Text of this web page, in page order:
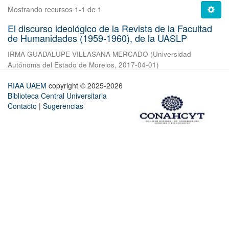
Mostrando recursos 1-1 de 1
El discurso ideológico de la Revista de la Facultad
de Humanidades (1959-1960), de la UASLP
IRMA GUADALUPE VILLASANA MERCADO (Universidad
Autónoma del Estado de Morelos, 2017-04-01)
RIAA UAEM copyright © 2025-2026
Biblioteca Central Universitaria
Contacto | Sugerencias